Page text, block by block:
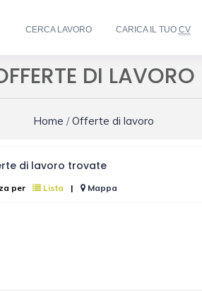
CERCA LAVORO CARICA IL TUO CV
DI LAVORO
Home /Offerte di lavoro
di lavoro trovate
per Lista | Mappa